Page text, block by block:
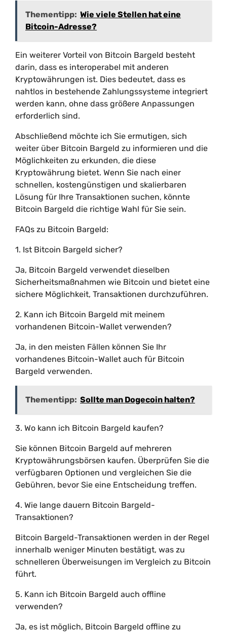
Thementipp: Wie viele Stellen hat eine
Bitcoin-Adresse?
Ein weiterer Vorteil von Bitcoin Bargeld besteht
darin, dass es interoperabel mit anderen
Kryptowährungen ist. Dies bedeutet, dass es
nahtlos in bestehende Zahlungssysteme integriert
werden kann, ohne dass größere Anpassungen
erforderlich sind.
Abschließend möchte ich Sie ermutigen, sich
weiter über Bitcoin Bargeld zu informieren und die
Möglichkeiten zu erkunden, die diese
Kryptowährung bietet. Wenn Sie nach einer
schnellen, kostengünstigen und skalierbaren
Lösung für Ihre Transaktionen suchen, könnte
Bitcoin Bargeld die richtige Wahl für Sie sein.
FAQs zu Bitcoin Bargeld:
1. Ist Bitcoin Bargeld sicher?
Ja, Bitcoin Bargeld verwendet dieselben
Sicherheitsmaßnahmen wie Bitcoin und bietet eine
sichere Möglichkeit, Transaktionen durchzuführen.
2. Kann ich Bitcoin Bargeld mit meinem
vorhandenen Bitcoin-Wallet verwenden?
Ja, in den meisten Fällen können Sie Ihr
vorhandenes Bitcoin-Wallet auch für Bitcoin
Bargeld verwenden.
Thementipp: Sollte man Dogecoin halten?
3. Wo kann ich Bitcoin Bargeld kaufen?
Sie können Bitcoin Bargeld auf mehreren
Kryptowährungsbörsen kaufen. Überprüfen Sie die
verfügbaren Optionen und vergleichen Sie die
Gebühren, bevor Sie eine Entscheidung treffen.
4. Wie lange dauern Bitcoin Bargeld-
Transaktionen?
Bitcoin Bargeld-Transaktionen werden in der Regel
innerhalb weniger Minuten bestätigt, was zu
schnelleren Überweisungen im Vergleich zu Bitcoin
führt.
5. Kann ich Bitcoin Bargeld auch offline
verwenden?
Ja, es ist möglich, Bitcoin Bargeld offline zu